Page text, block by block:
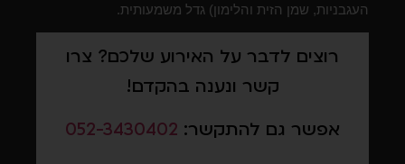
העגבניות, שמן הזית והלימון) גדל משמעותית.
רוצים לדבר על האירוע שלכם? צרו
קשר ונענה בהקדם!
אפשר גם להתקשר: 052-3430402